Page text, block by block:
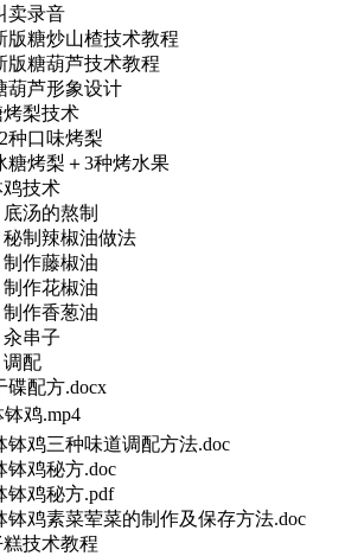
卖录音
版糖炒山楂技术教程
版糖葫芦技术教程
葫芦形象设计
烤梨技术
种口味烤梨
糖烤梨＋3种烤水果
鸡技术
底汤的熬制
秘制辣椒油做法
制作藤椒油
制作花椒油
制作香葱油
汆串子
调配
碟配方.docx
钵鸡.mp4
钵鸡三种味道调配方法.doc
钵鸡秘方.doc
钵鸡秘方.pdf
钵鸡素菜荤菜的制作及保存方法.doc
糕技术教程